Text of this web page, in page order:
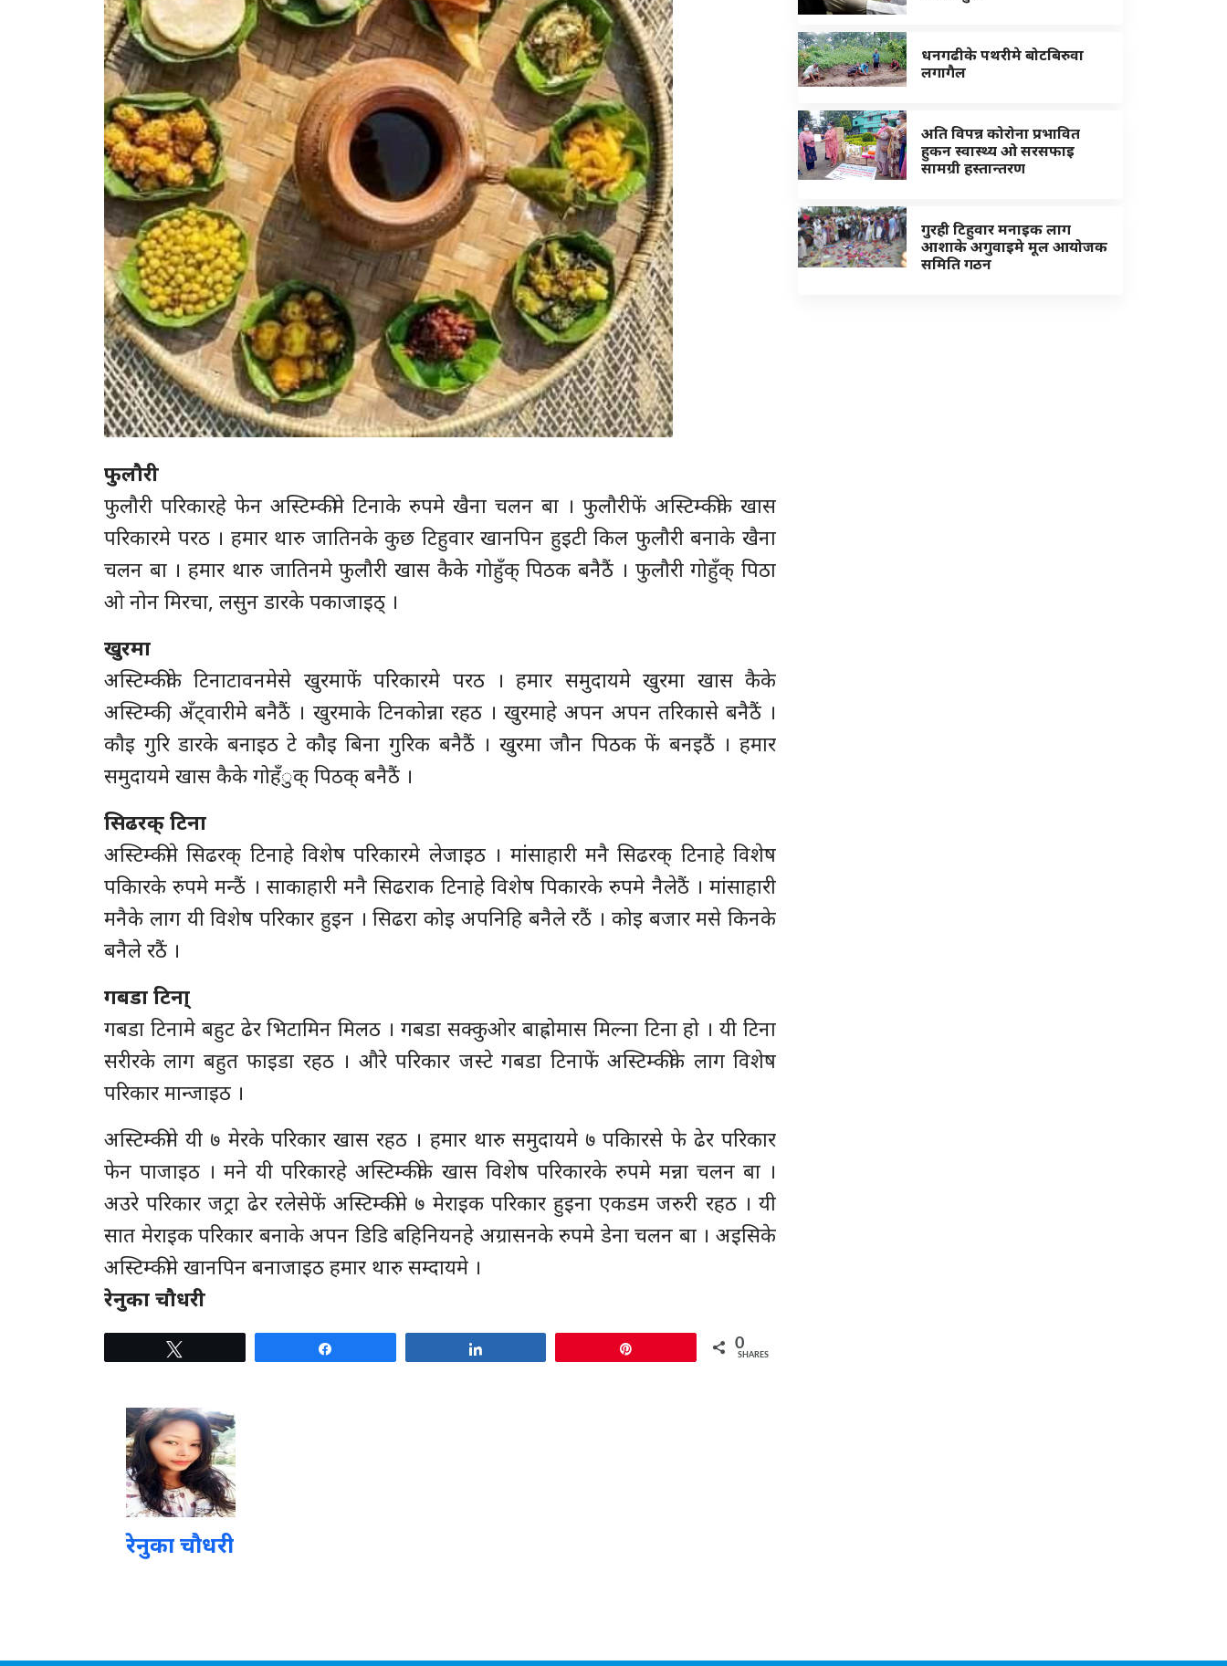
फुलौरी
फुलौरी परिकारहे फेन अस्टिम्कीमे टिनाके रुपमे खैना चलन बा । फुलौरीफें अस्टिम्कीके खास
परिकारमे परठ । हमार थारु जातिनके कुछ टिहुवार खानपिन हुइटी किल फुलौरी बनाके खैना
चलन बा । हमार थारु जातिनमे फुलौरी खास कैके गोहुँक् पिठक बनैठैं । फुलौरी गोहुँक् पिठा
ओ नोन मिरचा, लसुन डारके पकाजाइठ् ।
खुरमा
अस्टिम्कीके टिनाटावनमेसे खुरमाफें परिकारमे परठ । हमार समुदायमे खुरमा खास कैके
अस्टिम्की, अँट्वारीमे बनैठैं । खुरमाके टिनकोन्ना रहठ । खुरमाहे अपन अपन तरिकासे बनैठैं ।
कौइ गुरि डारके बनाइठ टे कौइ बिना गुरिक बनैठैं । खुरमा जौन पिठक फें बनइठैं । हमार
समुदायमे खास कैके गोहँुक् पिठक् बनैठैं ।
सिढरक् टिना
अस्टिम्कीमे सिढरक् टिनाहे विशेष परिकारमे लेजाइठ । मांसाहारी मनै सिढरक् टिनाहे विशेष
पकिारके रुपमे मन्ठैं । साकाहारी मनै सिढराक टिनाहे विशेष पिकारके रुपमे नैलेठैं । मांसाहारी
मनैके लाग यी विशेष परिकार हुइन । सिढरा कोइ अपनिहि बनैले रठैं । कोइ बजार मसे किनके
बनैले रठैं ।
गबडा टिना्
गबडा टिनामे बहुट ढेर भिटामिन मिलठ । गबडा सक्कुओर बाह्रोमास मिल्ना टिना हो । यी टिना
सरीरके लाग बहुत फाइडा रहठ । औरे परिकार जस्टे गबडा टिनाफें अस्टिम्कीके लाग विशेष
परिकार मान्जाइठ ।
अस्टिम्कीमे यी ७ मेरके परिकार खास रहठ । हमार थारु समुदायमे ७ पकिारसे फे ढेर परिकार
फेन पाजाइठ । मने यी परिकारहे अस्टिम्कीके खास विशेष परिकारके रुपमे मन्ना चलन बा ।
अउरे परिकार जट्रा ढेर रलेसेफें अस्टिम्कीमे ७ मेराइक परिकार हुइना एकडम जरुरी रहठ । यी
सात मेराइक परिकार बनाके अपन डिडि बहिनियनहे अग्रासनके रुपमे डेना चलन बा । अइसिके
अस्टिम्कीमे खानपिन बनाजाइठ हमार थारु सम्दायमे ।
रेनुका चौधरी
0
SHARES
रेनुका चौधरी
धनगढीके पथरीमे बोटबिरुवा
लगागैल
अति विपन्न कोरोना प्रभावित
हुकन स्वास्थ्य ओ सरसफाइ
सामग्री हस्तान्तरण
गुरही टिहुवार मनाइक लाग
आशाके अगुवाइमे मूल आयोजक
समिति गठन